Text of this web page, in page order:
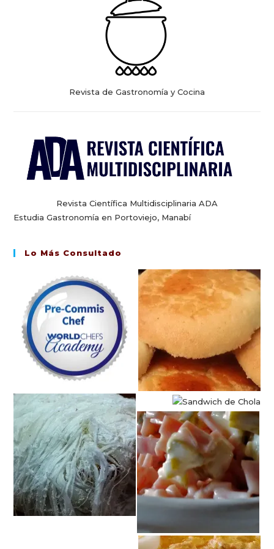
Revista de Gastronomía y Cocina
Revista Científica Multidisciplinaria ADA
Estudia Gastronomía en Portoviejo, Manabí
Lo Más Consultado